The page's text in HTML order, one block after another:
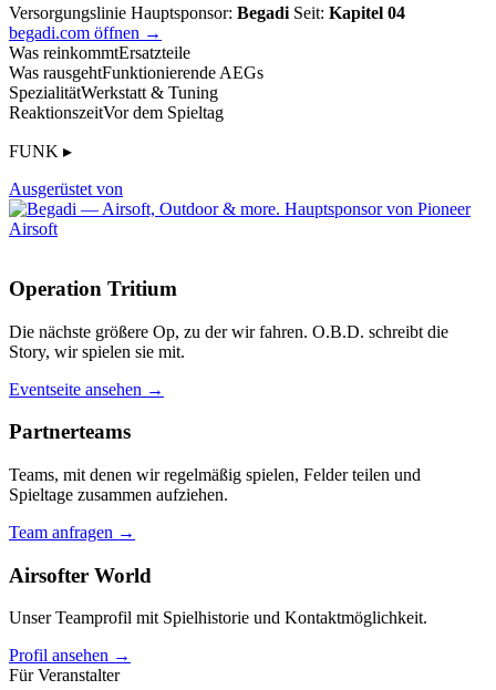
Versorgungslinie Hauptsponsor: Begadi Seit: Kapitel 04
begadi.com öffnen →
Was reinkommtErsatzteile
Was rausgehtFunktionierende AEGs
SpezialitätWerkstatt & Tuning
ReaktionszeitVor dem Spieltag
FUNK ▸
Ausgerüstet von
Operation Tritium
Die nächste größere Op, zu der wir fahren. O.B.D. schreibt die
Story, wir spielen sie mit.
Eventseite ansehen →
Partnerteams
Teams, mit denen wir regelmäßig spielen, Felder teilen und
Spieltage zusammen aufziehen.
Team anfragen →
Airsofter World
Unser Teamprofil mit Spielhistorie und Kontaktmöglichkeit.
Profil ansehen →
Für Veranstalter